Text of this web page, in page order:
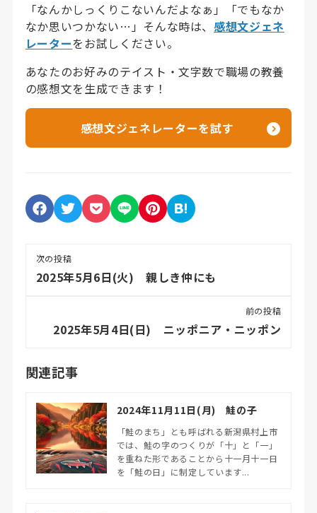
「なんかしっくりこないんだよなぁ」「でもなか
なか思いつかない…」そんな時は、感想文ジェネ
レーターをお試しください。
あなたのお好みのテイスト・文字数で職場の教養
の感想文を生成できます！
感想文ジェネレーターを試す
次の投稿
2025年5月6日(火) 親しき仲にも
前の投稿
2025年5月4日(日) ニッポニア・ニッポン
関連記事
2024年11月11日(月) 鮭の子
「鮭のまち」とも呼ばれる新潟県村上市
では、鮭の字のつくりが「十」と「一」
を重ねた形であることから十一月十一日
を「鮭の日」に制定しています...